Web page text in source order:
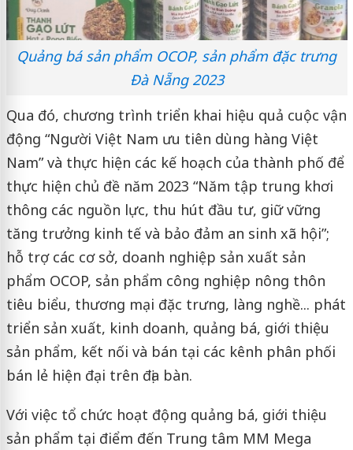
Quảng bá sản phẩm OCOP, sản phẩm đặc trưng
Đà Nẵng 2023
Qua đó, chương trình triển khai hiệu quả cuộc vận
động “Người Việt Nam ưu tiên dùng hàng Việt
Nam” và thực hiện các kế hoạch của thành phố để
thực hiện chủ đề năm 2023 “Năm tập trung khơi
thông các nguồn lực, thu hút đầu tư, giữ vững
tăng trưởng kinh tế và bảo đảm an sinh xã hội”;
hỗ trợ các cơ sở, doanh nghiệp sản xuất sản
phẩm OCOP, sản phẩm công nghiệp nông thôn
tiêu biểu, thương mại đặc trưng, làng nghề... phát
triển sản xuất, kinh doanh, quảng bá, giới thiệu
sản phẩm, kết nối và bán tại các kênh phân phối
bán lẻ hiện đại trên địa bàn.
Với việc tổ chức hoạt động quảng bá, giới thiệu
sản phẩm tại điểm đến Trung tâm MM Mega